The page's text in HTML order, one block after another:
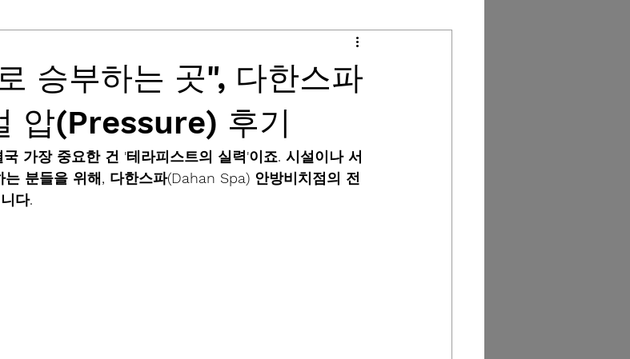
승부하는 곳", 다한스파
압(Pressure) 후기
가장 중요한 건 '테라피스트의 실력'이죠. 시설이나 서
는 분들을 위해, 다한스파(Dahan Spa) 안방비치점 의 전
다.